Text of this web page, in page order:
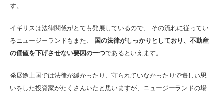
す。
イギリスは法律関係がとても発展しているので、 その流れに従ってい
るニュージーランドもまた、
国の法律がしっかりとしており、不動産
の価値を下げさせない要因の一つであるといえます。
発展途上国では法律が緩かったり、守られていなかったりで悔しい思
いをした投資家がたくさんいたと思いますが、ニュージーランドの場